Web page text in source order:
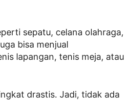
sepatu, celana olahraga,
bisa menjual
lapangan, tenis meja, atau
drastis. Jadi, tidak ada